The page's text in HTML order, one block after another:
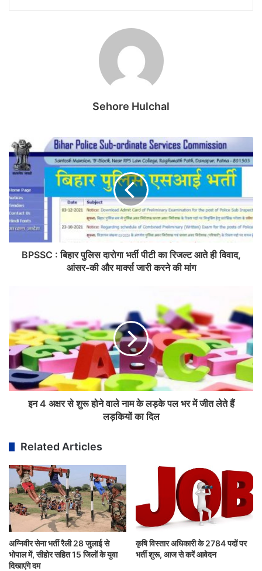
Sehore Hulchal
BPSSC : बिहार पुलिस दारोगा भर्ती पीटी का रिजल्ट आते ही विवाद,
आंसर-की और मार्क्स जारी करने की मांग
इन 4 अक्षर से शुरू होने वाले नाम के लड़के पल भर में जीत लेते हैं
लड़कियों का दिल
Related Articles
अग्निवीर सेना भर्ती रैली 28 जुलाई से
भोपाल में, सीहोर सहित 15 जिलों के युवा
दिखाएंगे दम
कृषि विस्तार अधिकारी के 2784 पदों पर
भर्ती शुरू, आज से करें आवेदन